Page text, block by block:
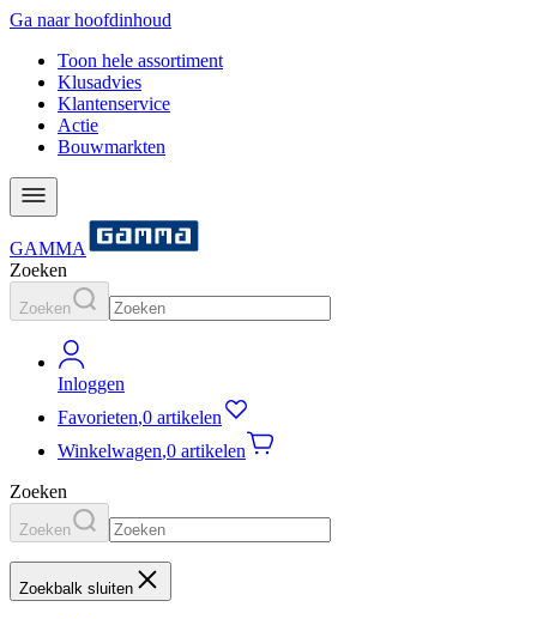
Ga naar hoofdinhoud
Toon hele assortiment
Klusadvies
Klantenservice
Actie
Bouwmarkten
GAMMA
Zoeken
Zoeken
Inloggen
Favorieten,0 artikelen
Winkelwagen,0 artikelen
Zoeken
Zoeken
Zoekbalk sluiten